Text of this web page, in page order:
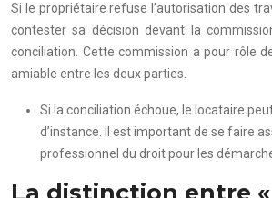
Si le propriétaire refuse l’autorisation des
contester sa décision devant la
conciliation. Cette commission a pour rôle
amiable entre les deux parties.
Si la conciliation échoue, le locataire
d’instance. Il est important de se faire
professionnel du droit pour les
La distinction entre